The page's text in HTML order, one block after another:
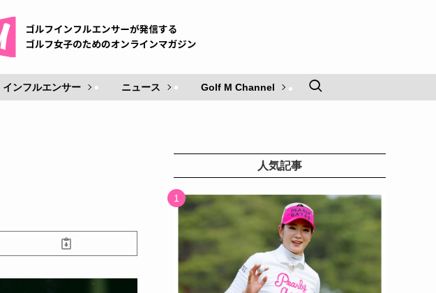
インフルエンサー ニュース Golf M Channel
人気記事